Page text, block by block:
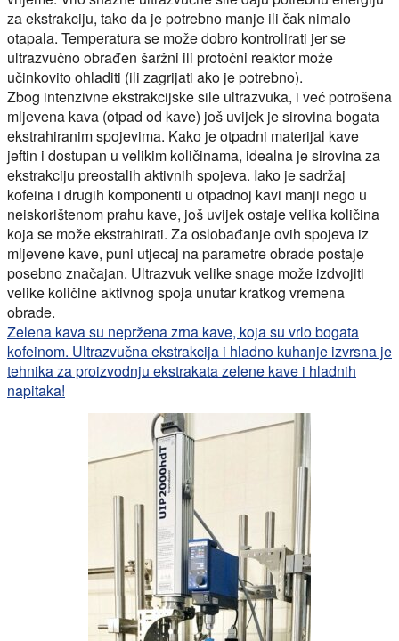
za ekstrakciju, tako da je potrebno manje ili čak nimalo
otapala. Temperatura se može dobro kontrolirati jer se
ultrazvučno obrađen šaržni ili protočni reaktor može
učinkovito ohladiti (ili zagrijati ako je potrebno).
Zbog intenzivne ekstrakcijske sile ultrazvuka, i već potrošena
mljevena kava (otpad od kave) još uvijek je sirovina bogata
ekstrahiranim spojevima. Kako je otpadni materijal kave
jeftin i dostupan u velikim količinama, idealna je sirovina za
ekstrakciju preostalih aktivnih spojeva. Iako je sadržaj
kofeina i drugih komponenti u otpadnoj kavi manji nego u
neiskorištenom prahu kave, još uvijek ostaje velika količina
koja se može ekstrahirati. Za oslobađanje ovih spojeva iz
mljevene kave, puni utjecaj na parametre obrade postaje
posebno značajan. Ultrazvuk velike snage može izdvojiti
velike količine aktivnog spoja unutar kratkog vremena
obrade.
Zelena kava su nepržena zrna kave, koja su vrlo bogata
kofeinom. Ultrazvučna ekstrakcija i hladno kuhanje izvrsna je
tehnika za proizvodnju ekstrakata zelene kave i hladnih
napitaka!